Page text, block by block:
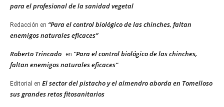
para el profesional de la sanidad vegetal
Redacción en “Para el control biológico de las chinches, faltan
enemigos naturales eficaces”
Roberto Trincado en “Para el control biológico de las chinches,
faltan enemigos naturales eficaces”
Editorial en El sector del pistacho y el almendro aborda en Tomelloso
sus grandes retos fitosanitarios